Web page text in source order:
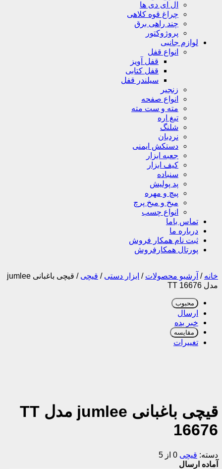
ال ای دی ها
چراغ قوه کلاهی
چند راهی برق
پروژوکتور
لوازم جانبی
انواع قفل
قفل آویز
قفل کتابی
سیلندر قفل
زنجیر
انواع صفحه
مته و ست مته
تیغ اره
شلنگ
نردبان
دستکش ایمنی
جعبه ابزار
کیف ابزار
سنباده
پد پولیش
پیچ و مهره
میخ و میخ پرچ
انواع چسب
تماس باما
درباره ما
ثبت نام همکار فروش
پورتال همکارفروش
خانه / آرشیو محصولات / ابزار دستی / قیچی /
قیچی باغبانی jumlee
مدل TT 16676
محبوب
ارسال
خبر بده
مقایسه
تغییرات
قیچی باغبانی jumlee مدل TT
16676
دسته: قیچی 0 از 5
آماده ارسال